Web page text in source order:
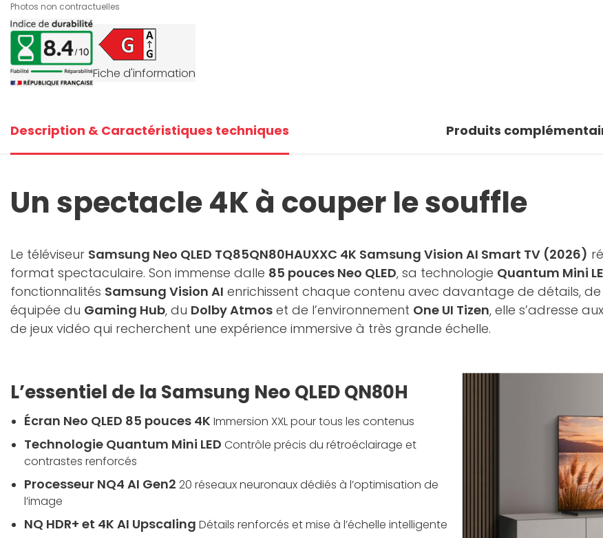
Photos non contractuelles
Fiche d'information
Description & Caractéristiques techniques Produits
Un spectacle 4K à couper le souffle
Le téléviseur Samsung Neo QLED TQ85QN80HAUXXC 4K Samsung Vision AI Smart TV (2026)
format spectaculaire. Son immense dalle 85 pouces Neo QLED, sa technologie Quantum Mini
fonctionnalités Samsung Vision AI enrichissent chaque contenu avec davantage de détails,
équipée du Gaming Hub, du Dolby Atmos et de l’environnement One UI Tizen, elle s’adresse
de jeux vidéo qui recherchent une expérience immersive à très grande échelle.
L’essentiel de la Samsung Neo QLED QN80H
Écran Neo QLED 85 pouces 4K Immersion XXL pour tous les contenus
Technologie Quantum Mini LED Contrôle précis du rétroéclairage et
contrastes renforcés
Processeur NQ4 AI Gen2 20 réseaux neuronaux dédiés à l’optimisation de
l’image
NQ HDR+ et 4K AI Upscaling Détails renforcés et mise à l’échelle intelligente